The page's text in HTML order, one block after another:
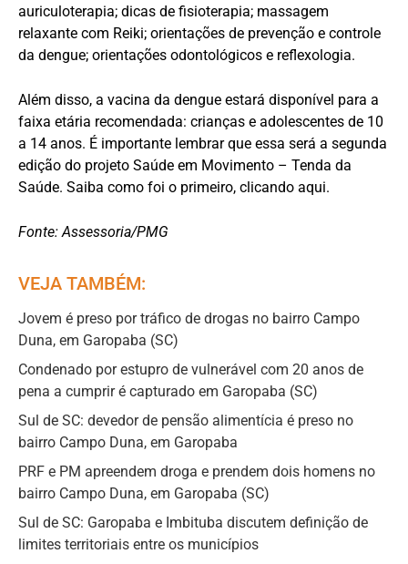
auriculoterapia; dicas de fisioterapia; massagem
relaxante com Reiki; orientações de prevenção e controle
da dengue; orientações odontológicos e reflexologia.
Além disso, a vacina da dengue estará disponível para a
faixa etária recomendada: crianças e adolescentes de 10
a 14 anos. É importante lembrar que essa será a segunda
edição do projeto Saúde em Movimento – Tenda da
Saúde. Saiba como foi o primeiro, clicando aqui.
Fonte: Assessoria/PMG
VEJA TAMBÉM:
Jovem é preso por tráfico de drogas no bairro Campo
Duna, em Garopaba (SC)
Condenado por estupro de vulnerável com 20 anos de
pena a cumprir é capturado em Garopaba (SC)
Sul de SC: devedor de pensão alimentícia é preso no
bairro Campo Duna, em Garopaba
PRF e PM apreendem droga e prendem dois homens no
bairro Campo Duna, em Garopaba (SC)
Sul de SC: Garopaba e Imbituba discutem definição de
limites territoriais entre os municípios